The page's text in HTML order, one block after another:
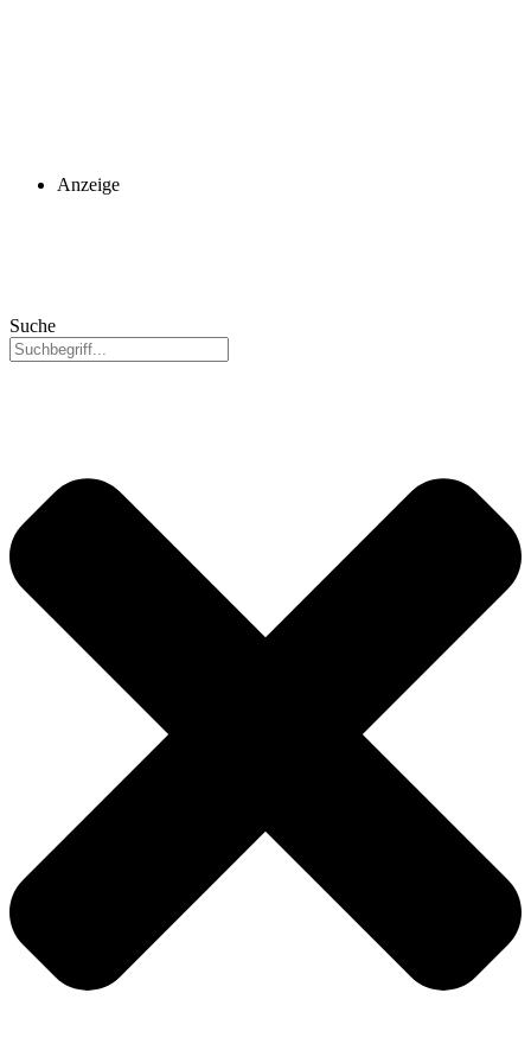
Anzeige
Suche